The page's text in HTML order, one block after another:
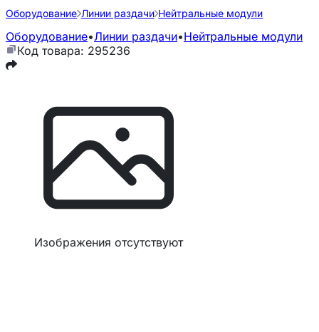
Оборудование Линии раздачи Нейтральные модули
Оборудование•Линии раздачи•Нейтральные модули
Код товара: 295236
Изображения отсутствуют